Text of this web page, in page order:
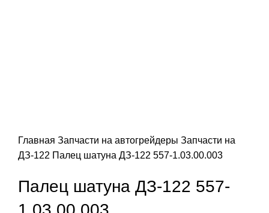
Главная Запчасти на автогрейдеры Запчасти на
ДЗ-122 Палец шатуна ДЗ-122 557-1.03.00.003
Палец шатуна ДЗ-122 557-